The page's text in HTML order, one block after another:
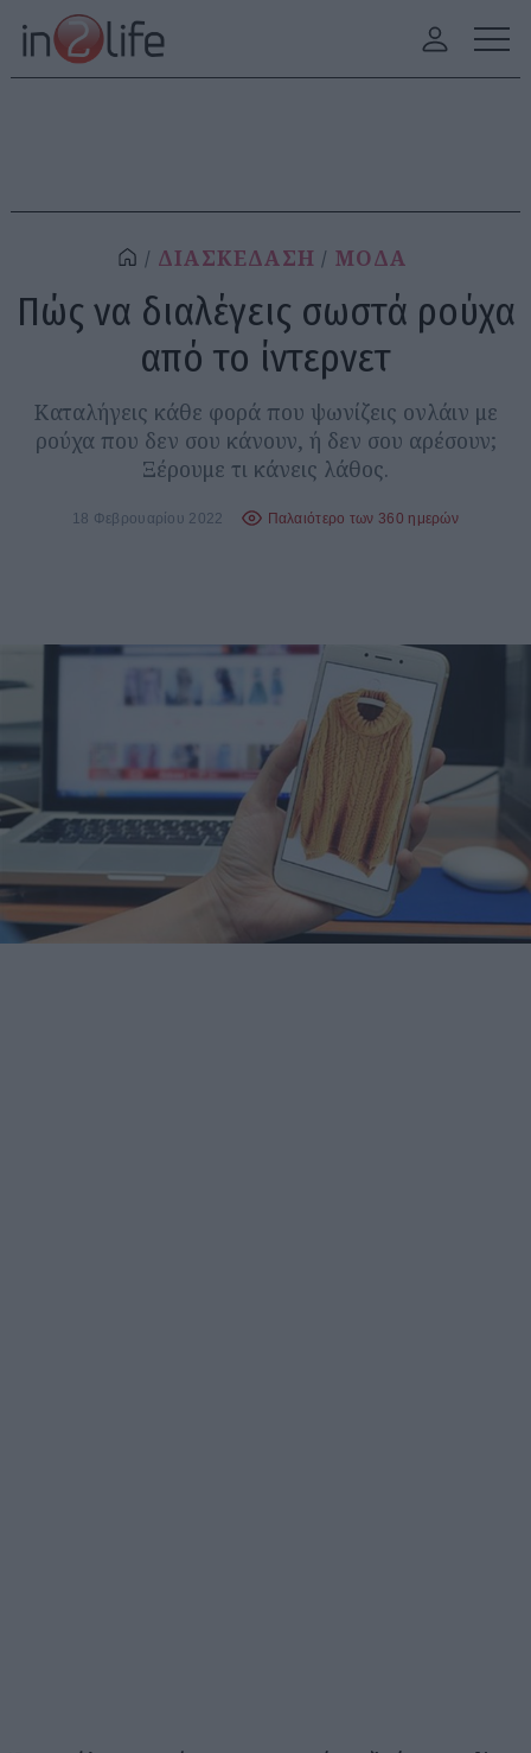
ΔΙΑΣΚΕΔΑΣΗ ΜΟΔΑ
Πώς να διαλέγεις σωστά ρούχα
από το ίντερνετ
Καταλήγεις κάθε φορά που ψωνίζεις ονλάιν με
ρούχα που δεν σου κάνουν, ή δεν σου αρέσουν;
Ξέρουμε τι κάνεις λάθος.
18 Φεβρουαρίου 2022 Παλαιότερο των 360 ημερών